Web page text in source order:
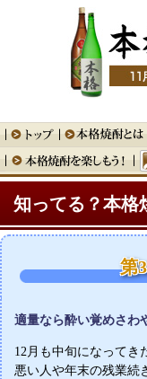
知ってる？本格
第
適量なら酔い覚めさわ
12月も中旬になってき
悪い人や年末の残業続